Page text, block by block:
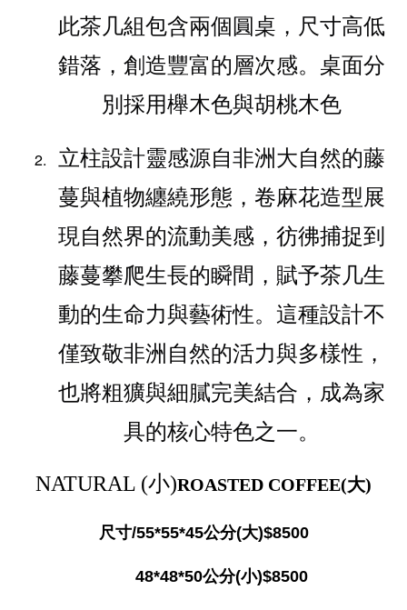
此茶几組包含兩個圓桌，尺寸高低
錯落，創造豐富的層次感。桌面分
別採用櫸木色與胡桃木色
立柱設計靈感源自非洲大自然的藤
蔓與植物纏繞形態，卷麻花造型展
現自然界的流動美感，彷彿捕捉到
藤蔓攀爬生長的瞬間，賦予茶几生
動的生命力與藝術性。這種設計不
僅致敬非洲自然的活力與多樣性，
也將粗獷與細膩完美結合，成為家
具的核心特色之一。
NATURAL (小)ROASTED COFFEE(大)
尺寸/55*55*45公分(大)$8500
48*48*50公分(小)$8500